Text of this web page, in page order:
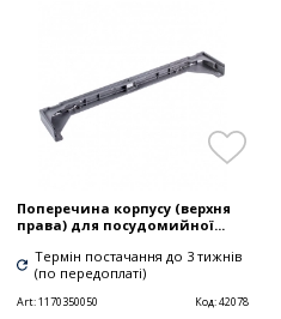
Поперечина корпусу (верхня
права) для посудомийної...
Термін постачання до 3 тижнів
(по передоплаті)
Art:1170350050 Код:42078